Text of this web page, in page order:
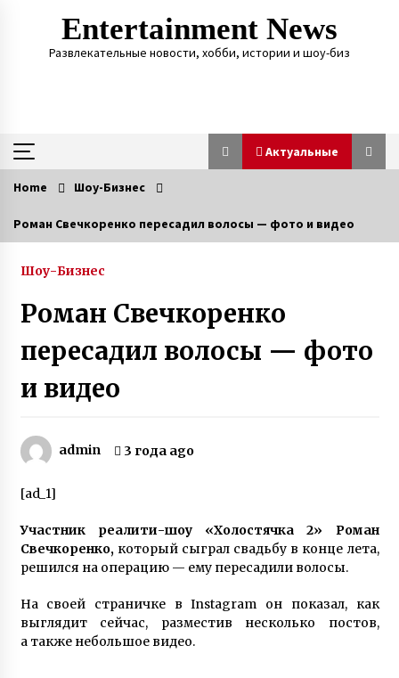
Entertainment News
Развлекательные новости, хобби, истории и шоу-биз
Актуальные
Актуальные
7 лет ago
опытный пилот чудом выжил в Гималаях
Донбассе
Валентина Тлуста рассказала о себе
7 лет ago
десатник Евгений Исаев на протезе овладел
катанием Sup-доске
6 лет ago
Home Шоу-Бизнес
Роман Свечкоренко пересадил волосы — фото и видео
Шоу-Бизнес
Роман Свечкоренко
пересадил волосы — фото
и видео
admin 3 года ago
[ad_1]
Участник реалити-шоу «Холостячка 2» Роман
Свечкоренко,который сыграл свадьбу в конце лета,
решился на операцию — ему пересадили волосы.
На своей страничке в Instagram он показал, как
выглядит сейчас, разместив несколько постов,
а также небольшое видео.